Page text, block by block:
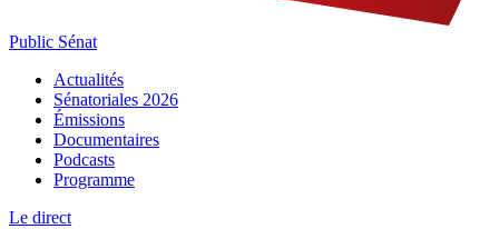
Public Sénat
Actualités
Sénatoriales 2026
Émissions
Documentaires
Podcasts
Programme
Le direct